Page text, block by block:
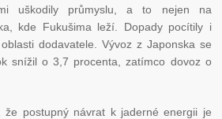
uškodily průmyslu, a to nejen na
kde Fukušima leží. Dopady pocítily i
dodavatele. Vývoz z Japonska se
snížil o 3,7 procenta, zatímco dovoz o
že postupný návrat k jaderné energii je